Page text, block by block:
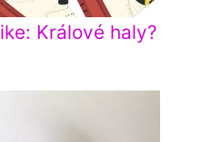
Králové haly?